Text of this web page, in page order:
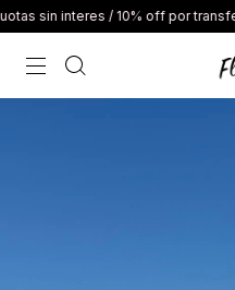
/ 10% off por transferencia